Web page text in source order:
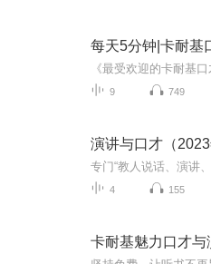
每天5分钟|卡耐基
9 749
演讲与口才（
专门“教人说话、演讲
4 155